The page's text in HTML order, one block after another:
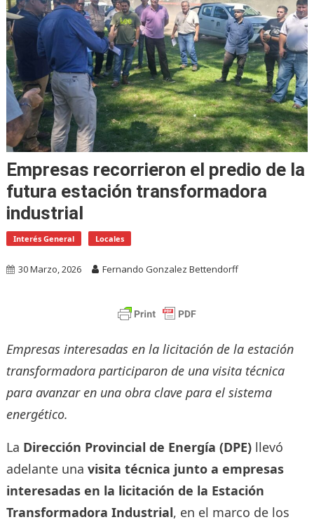
Empresas recorrieron el predio de la
futura estación transformadora
industrial
Interés General Locales
30 Marzo, 2026 Fernando Gonzalez Bettendorff
Empresas interesadas en la licitación de la estación
transformadora participaron de una visita técnica
para avanzar en una obra clave para el sistema
energético.
La Dirección Provincial de Energía (DPE)llevó
adelante una visita técnica junto a empresas
interesadas en la licitación de la Estación
Transformadora Industrial, en el marco de los